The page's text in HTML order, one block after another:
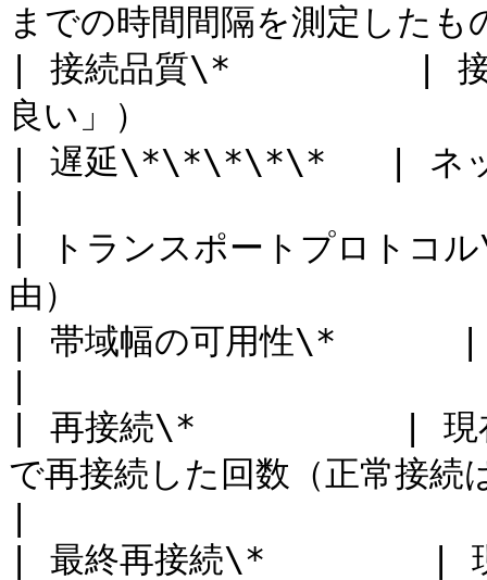
までの時間間隔を測定した
| 接続品質\*         | 接続
良い」）
| 遅延\*\*\*\*\*   | ネッ
| トランスポートプロトコ
由）
| 帯域幅の可用性\*      |
| 再接続\*          | 現在の
で再接続した回数（正常接続
| 最終再接続\*        | 現